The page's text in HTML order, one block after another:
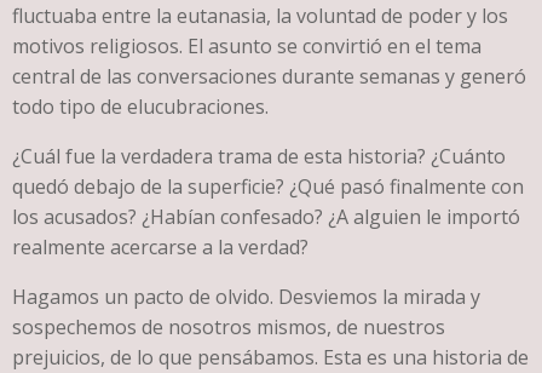
fluctuaba entre la eutanasia, la voluntad de poder y los
motivos religiosos. El asunto se convirtió en el tema
central de las conversaciones durante semanas y generó
todo tipo de elucubraciones.
¿Cuál fue la verdadera trama de esta historia? ¿Cuánto
quedó debajo de la superficie? ¿Qué pasó finalmente con
los acusados? ¿Habían confesado? ¿A alguien le importó
realmente acercarse a la verdad?
Hagamos un pacto de olvido. Desviemos la mirada y
sospechemos de nosotros mismos, de nuestros
prejuicios, de lo que pensábamos. Esta es una historia de